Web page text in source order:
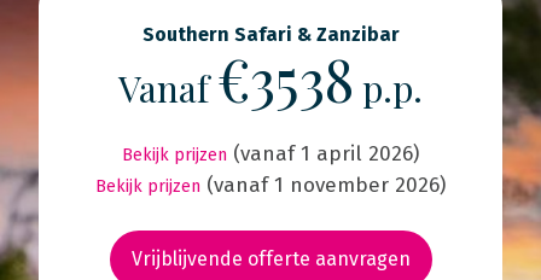
Southern Safari & Zanzibar
Vanaf€3538 p.p.
Bekijk prijzen (vanaf 1 april 2026)
Bekijk prijzen (vanaf 1 november 2026)
Vrijblijvende offerte aanvragen